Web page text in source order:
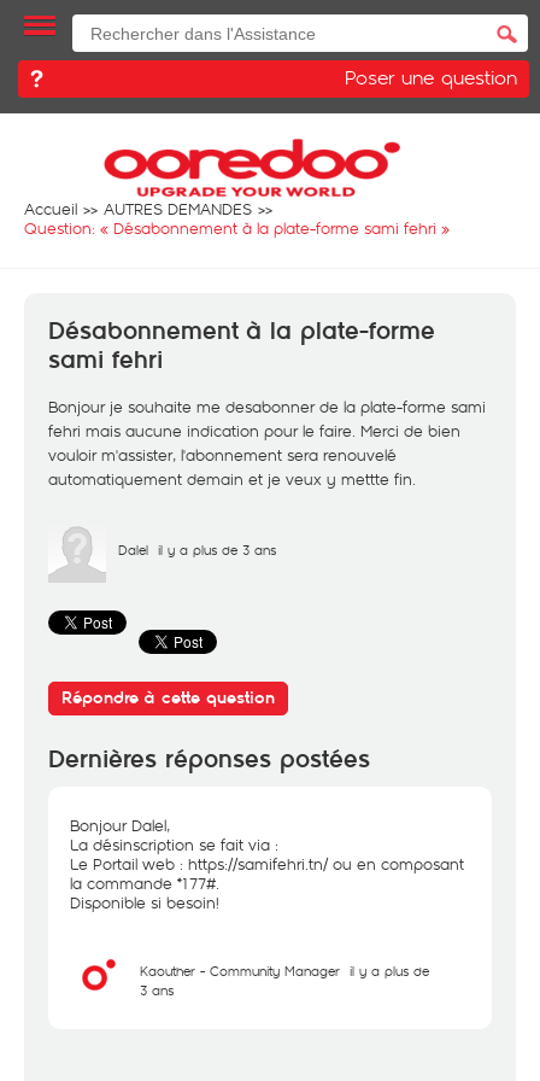
Poser une question
Accueil
AUTRES DEMANDES
Question: « Désabonnement à la plate-forme sami fehri »
Désabonnement à la plate-forme
sami fehri
Bonjour je souhaite me desabonner de la plate-forme sami
fehri mais aucune indication pour le faire. Merci de bien
vouloir m'assister, l'abonnement sera renouvelé
automatiquement demain et je veux y mettte fin.
Dalel il y a plus de 3 ans
Répondre à cette question
Dernières réponses postées
Bonjour Dalel,
La désinscription se fait via :
Le Portail web : https://samifehri.tn/ou en composant
la commande *177#.
Disponible si besoin!
Kaouther - Community Manager il y a plus de
3 ans